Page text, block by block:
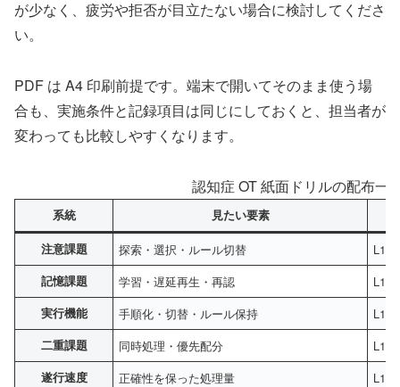
が少なく、疲労や拒否が目立たない場合に検討してくださ
い。
PDF は A4 印刷前提です。端末で開いてそのまま使う場
合も、実施条件と記録項目は同じにしておくと、担当者が
変わっても比較しやすくなります。
認知症 OT 紙面ドリルの配布一
系統 見たい要素
注意課題 探索・選択・ルール切替 L1
記憶課題 学習・遅延再生・再認 L1
実行機能 手順化・切替・ルール保持 L1
二重課題 同時処理・優先配分 L1
遂行速度 正確性を保った処理量 L1